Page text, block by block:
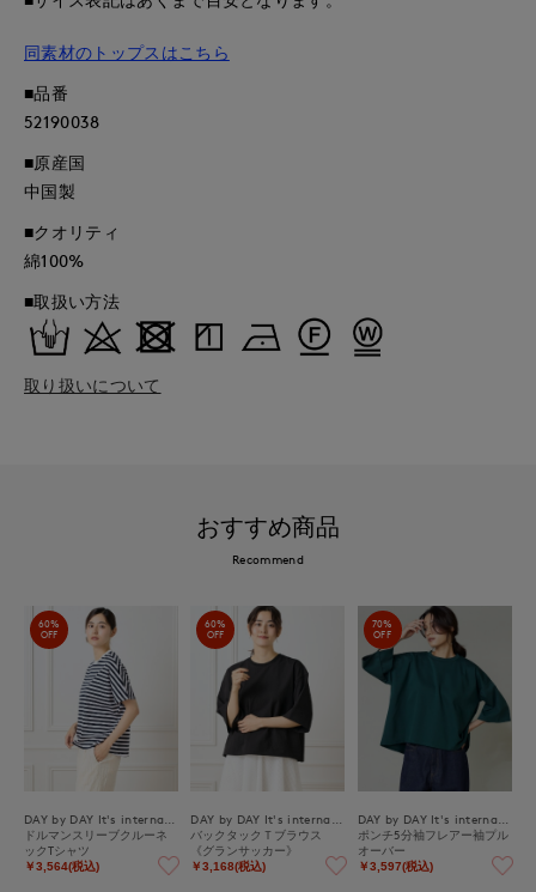
同素材のトップスはこちら
■品番
52190038
■原産国
中国製
■クオリティ
綿100%
■取扱い方法
取り扱いについて
おすすめ商品
Recommend
60%
OFF
ドルマンスリーブクルーネ
ックTシャツ
￥3,564(税込)
60%
OFF
バックタックＴブラウス
《グランサッカー》
￥3,168(税込)
70%
OFF
ポンチ5分袖フレアー袖プル
オーバー
￥3,597(税込)